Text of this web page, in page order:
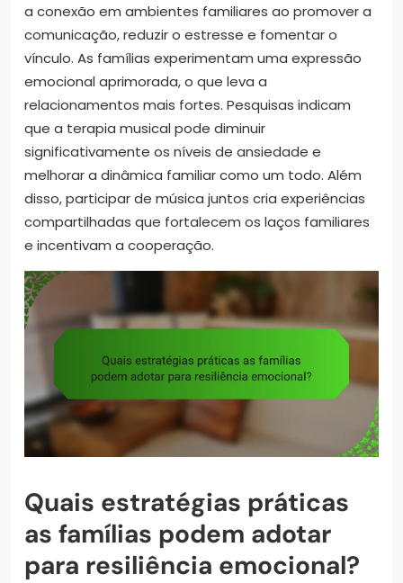
a conexão em ambientes familiares ao promover a
comunicação, reduzir o estresse e fomentar o
vínculo. As famílias experimentam uma expressão
emocional aprimorada, o que leva a
relacionamentos mais fortes. Pesquisas indicam
que a terapia musical pode diminuir
significativamente os níveis de ansiedade e
melhorar a dinâmica familiar como um todo. Além
disso, participar de música juntos cria experiências
compartilhadas que fortalecem os laços familiares
e incentivam a cooperação.
Quais estratégias práticas
as famílias podem adotar
para resiliência emocional?